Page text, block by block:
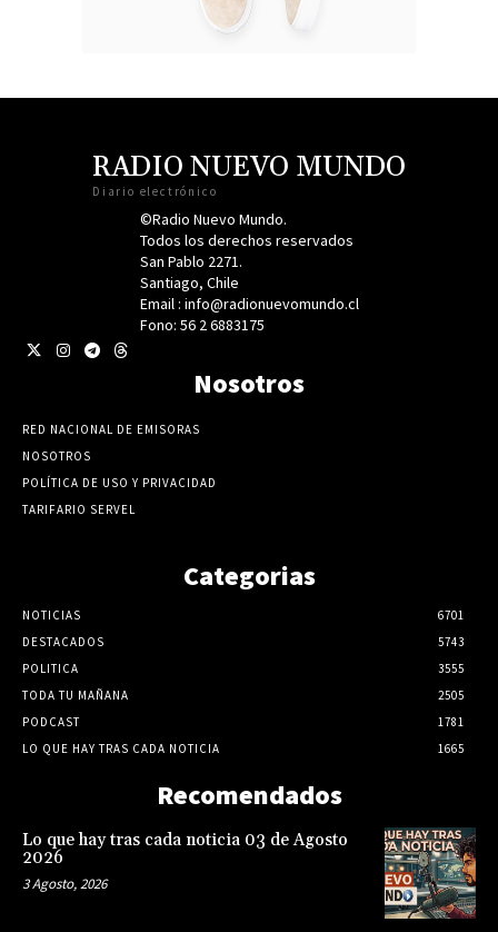
RADIO NUEVO MUNDO
Diario electrónico
©Radio Nuevo Mundo.
Todos los derechos reservados
San Pablo 2271.
Santiago, Chile
Email : info@radionuevomundo.cl
Fono: 56 2 6883175
Nosotros
RED NACIONAL DE EMISORAS
NOSOTROS
POLÍTICA DE USO Y PRIVACIDAD
TARIFARIO SERVEL
Categorias
NOTICIAS
6701
DESTACADOS
5743
POLITICA
3555
TODA TU MAÑANA
2505
PODCAST
1781
LO QUE HAY TRAS CADA NOTICIA
1665
Recomendados
Lo que hay tras cada noticia 03 de Agosto
2026
3 Agosto, 2026